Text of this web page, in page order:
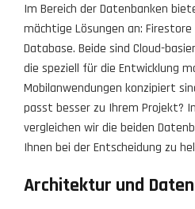
Im Bereich der Datenbanken
mächtige Lösungen an:
Database. Beide sind Cloud-
die speziell für die Entwicklung
Mobilanwendungen konzipiert
passt besser zu Ihrem Projekt?
vergleichen wir die beiden
Ihnen bei der Entscheidung zu
Architektur und